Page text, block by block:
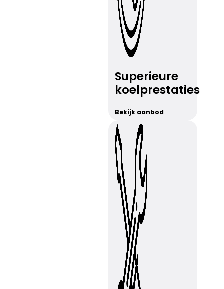
Superieure
koelprestaties
Bekijk aanbod